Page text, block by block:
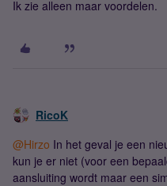
Ik zie alleen maar voordelen.
RicoK
@Hirzo In het geval je een
kun je er niet (voor een
aansluiting wordt maar een